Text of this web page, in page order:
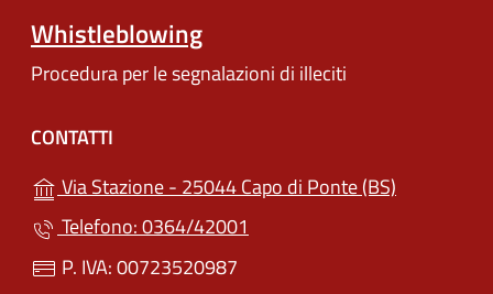
Whistleblowing
Procedura per le segnalazioni di illeciti
CONTATTI
Via Stazione - 25044 Capo di Ponte (BS)
Telefono: 0364/42001
P. IVA: 00723520987